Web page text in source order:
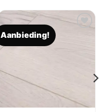
Aanbieding!